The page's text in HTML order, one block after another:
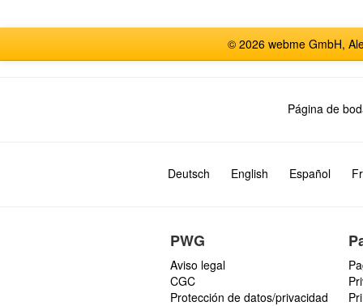
© 2026 webme GmbH,
Página de
Deutsch English Español
PWG
Aviso legal
CGC
Protección de datos/privacidad